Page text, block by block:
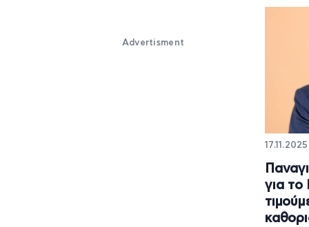
Advertisment
για το